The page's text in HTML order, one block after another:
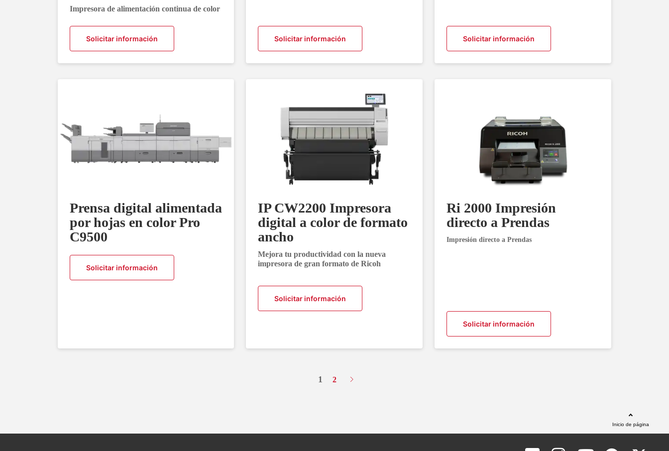
Impresora de alimentación continua de color
Solicitar información Solicitar información Solicitar información
Prensa digital alimentada
por hojas en color Pro
C9500
Solicitar información
IP CW2200 Impresora
digital a color de formato
ancho
Mejora tu productividad con la nueva
impresora de gran formato de Ricoh
Solicitar información
Ri 2000 Impresión
directo a Prendas
Impresión directo a Prendas
Solicitar información
1 2
Inicio de página